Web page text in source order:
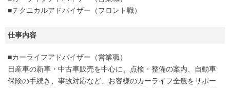
■テクニカルアドバイザー（フロント職）
仕事内容
■カーライフアドバイザー（営業職）
日産車の新車・中古車販売を中心に、点検・整備の案内、自動車
保険の手続き、事故対応など、お客様のカーライフ全般をサポー